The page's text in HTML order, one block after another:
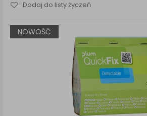
Dodaj do listy życzeń
NOWOŚĆ